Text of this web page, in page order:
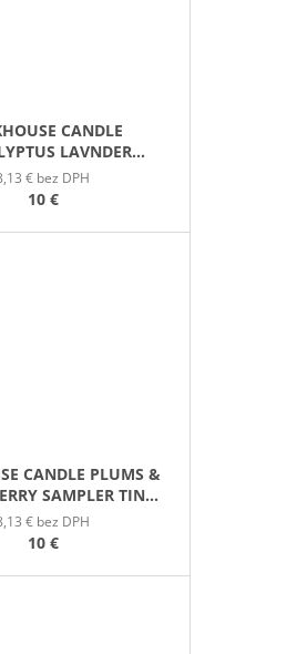
CANDLE
LAVNDER
VONNÁ SVIEČKA V
42G
€ bez DPH
10 €
CANDLE PLUMS &
SAMPLER TIN
SVIEČKA V
42G
€ bez DPH
10 €